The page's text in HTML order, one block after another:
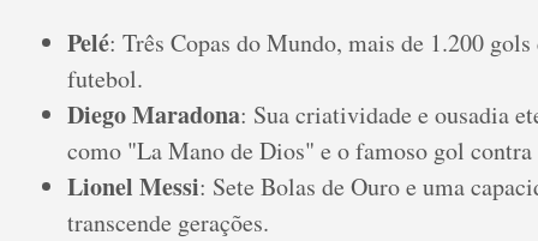
Pelé: Três Copas do Mundo, mais de 1.200
futebol.
Diego Maradona: Sua criatividade e ousadia
como "La Mano de Dios" e o famoso gol
Lionel Messi: Sete Bolas de Ouro e uma
transcende gerações.